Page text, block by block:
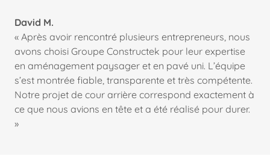
David M.
« Après avoir rencontré plusieurs entrepreneurs, nous
avons choisi Groupe Constructek pour leur expertise
en aménagement paysager et en pavé uni. L’équipe
s’est montrée fiable, transparente et très compétente.
Notre projet de cour arrière correspond exactement à
ce que nous avions en tête et a été réalisé pour durer.
»